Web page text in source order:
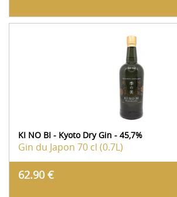
KI NO BI - Kyoto Dry Gin - 45,7%
Gin du Japon 70 cl (0.7L)
62.90 €